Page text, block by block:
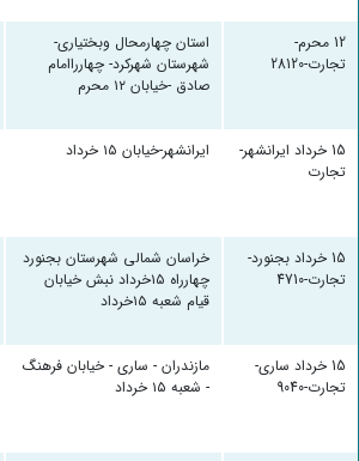
12 محرم-
تجارت-28120
استان چهارمحال وبختیاری-
شهرستان شهرکرد- چهارراامام
صادق -خیابان ۱۲ محرم
15 خرداد ایرانشهر-
تجارت
ایرانشهر-خیابان ۱۵ خرداد
15 خرداد بجنورد-
تجارت-4710
خراسان شمالی شهرستان بجنورد
چهارراه ۱۵خرداد نبش خیابان
قیام شعبه ۱۵خرداد
15 خرداد ساری-
تجارت-9040
مازندران - ساری - خیابان فرهنگ
- شعبه ۱۵ خرداد